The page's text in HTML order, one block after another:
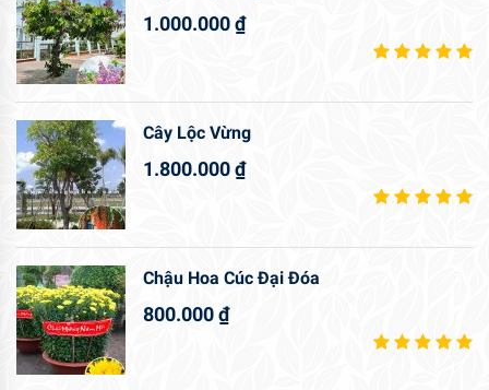
1.000.000₫
Cây Lộc Vừng
1.800.000₫
Chậu Hoa Cúc Đại Đóa
800.000₫